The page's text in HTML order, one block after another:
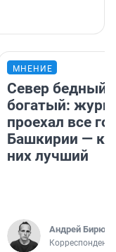
МНЕНИЕ
Север бедный,
богатый:
проехал все
Башкирии —
них лучший
Андрей
Корреспондент